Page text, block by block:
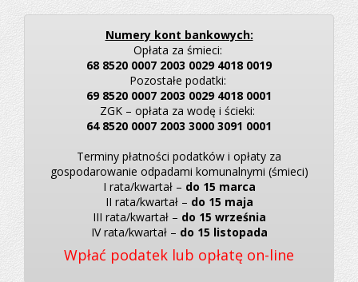
Numery kont bankowych:
Opłata za śmieci:
68 8520 0007 2003 0029 4018 0019
Pozostałe podatki:
69 8520 0007 2003 0029 4018 0001
ZGK – opłata za wodę i ścieki:
64 8520 0007 2003 3000 3091 0001
Terminy płatności podatków i opłaty za
gospodarowanie odpadami komunalnymi (śmieci)
I rata/kwartał – do 15 marca
II rata/kwartał – do 15 maja
III rata/kwartał – do 15 września
IV rata/kwartał – do 15 listopada
Wpłać podatek lub opłatę on-line